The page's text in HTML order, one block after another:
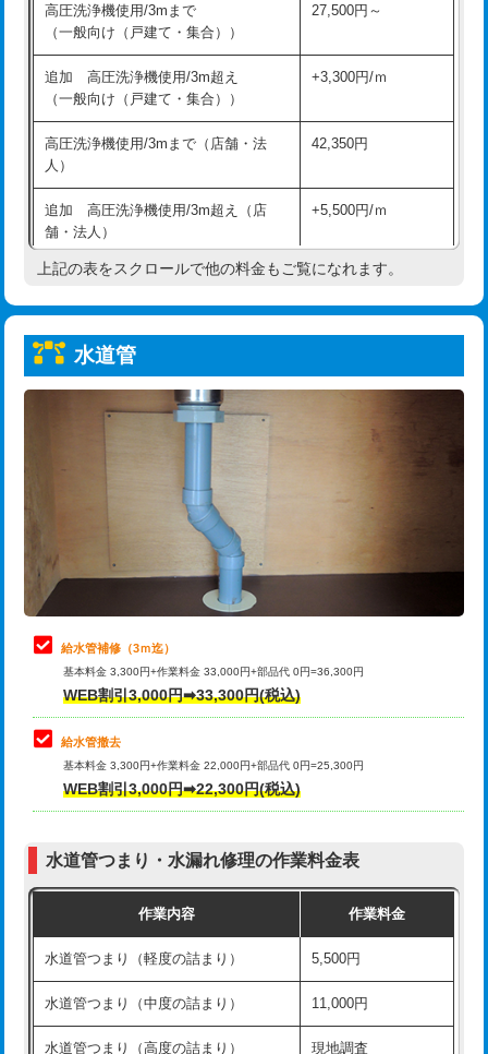
給水管工事※（支持金具設置)
給水管工事※（保温材使用（バンド止
め込み）)
5,500円
給水管工事※（土の掘削・埋め戻し作
業)
11,000円
給水管工事※（塩ビ管（VP・HI）使
用/3ｍまで)
33,000円
給水管工事※（塩ビ管（VP・HI）使
+8,800円
給水管工事※（ライニング鋼管・銅
管・ポリ管・HT管使用/3ｍまで)
給水管工事※（ライニング鋼管・銅
管・ポリ管・HT管使用/3ｍ超え)
排水管工事（土の掘削・埋め戻し作
11,000円~
排水管工事（排水管工事/3ｍまで） 55,000円
排水管工事（追加 排水管工事/3ｍ超
マス交換（土の掘削・埋め戻し作業）
マス交換（深さ50㎝未満）
マス交換（深さ50㎝以上）
コンクリート斫り（厚さ10㎝まで）
モルタル補修（厚さ10㎝超え） 38,500円
洗面台設置 38,500円
化粧台設置 22,000円
高圧洗浄機使用/3mまで
（一般向け（戸建て・集合））
27,500円～
追加 高圧洗浄機使用/3m超え
（一般向け（戸建て・集合））
+3,300円/ｍ
高圧洗浄機使用/3mまで（店舗・法
人）
42,350円
追加 高圧洗浄機使用/3m超え（店
舗・法人）
+5,500円/ｍ
高度高圧洗浄換 現地調査
トーラー機使用/3mまで
追加トーラー機使用/3m超え
33,000円
8,800円
止水・漏水調査・防水処理・清掃・修
理・調整・分解・加工など（軽作業）
11,000円
止水・漏水調査・防水処理・清掃・修
理・調整・分解・加工など（中作業）
止水・漏水調査・防水処理・清掃・修
理・調整・分解・加工など（重作業）
33,000円
その他部品の脱着
交換・取付（タンク）
式）)
式・ワンホール）)
交換・取付(排水栓・排水トラップ
22,000円+材料費
上記の表をスクロールで他の料金もご覧になれます。
水道管
給水管補修（3ｍ迄）
基本料金 3,300円+作業料金 33,000円+部品代 0円=36,300円
WEB割引3,000円➡33,300円(税込)
給水管撤去
基本料金 3,300円+作業料金 22,000円+部品代 0円=25,300円
WEB割引3,000円➡22,300円(税込)
水道管つまり・水漏れ修理の作業料金表
作業内容 作業料金
水道管つまり（軽度の詰まり） 5,500円
水道管つまり（中度の詰まり） 11,000円
水道管つまり（高度の詰まり） 現地調査